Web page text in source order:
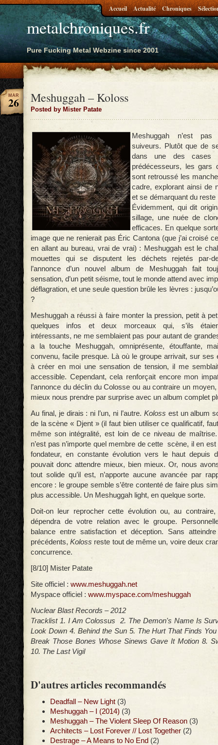
metalchroniques.fr
Pure Fucking Metal Webzine since 2001
Accueil Actualité Chroniques
Meshuggah – Koloss
Posted by Mister Patate
MAR
26
Meshuggah n’est
suiveurs. Plutôt que de
dans une des cases
prédécesseurs, les gars
sont retroussé les
cadre, explorant ainsi de
et se démarquant du
Évidemment, qui dit
sillage, une nuée de
efficaces. En quelque
image que ne renierait pas Éric Cantona (que j’ai croisé
en allant au bureau, vrai de vrai) : Meshuggah est le
mouettes qui se disputent les déchets rejetés par-
l’annonce d’un nouvel album de Meshuggah fait
sensation, d’un petit séisme, tout le monde attend avec
déflagration, et une seule question brûle les lèvres :
?
Meshuggah a réussi à faire monter la pression, petit à
quelques infos et deux morceaux qui, s’ils
intéressants, ne me semblaient pas pour autant de
a la touche Meshuggah, omniprésente, étouffante,
convenu, facile presque. Là où le groupe arrivait, sur ses
à créer en moi une sensation de tension, il me
accessible. Cependant, cela renforçait encore mon
l’annonce du déclin du Colosse ou au contraire un
mieux nous prendre par surprise avec un album complet
Au final, je dirais : ni l’un, ni l’autre. Koloss est un album
de la scène « Djent » (il faut bien utiliser ce qualificatif,
même son intégralité, est loin de ce niveau de
n’est pas n’importe quel membre de cette scène, il en
fondateur, en constante évolution vers le haut depuis
pouvait donc attendre mieux, bien mieux. Or, nous
tout solide qu’il est, n’apporte aucune avancée par
encore : le groupe semble s’être contenté de faire plus
plus accessible. Un Meshuggah light, en quelque sorte.
Doit-on leur reprocher cette évolution ou, au contraire,
dépendra de votre relation avec le groupe.
balance entre satisfaction et déception. Sans
précédents,Koloss reste tout de même un, voire deux
concurrence.
[8/10] Mister Patate
Site officiel : www.meshuggah.net
Myspace officiel : www.myspace.com/meshuggah
Nuclear Blast Records – 2012
Tracklist 1. I Am Colossus 2. The Demon's Name Is
Look Down 4. Behind the Sun 5. The Hurt That Finds
Break Those Bones Whose Sinews Gave It Motion 8.
10. The Last Vigil
D'autres articles recommandés
Deadfall – New Light (3)
Meshuggah – I (2014) (3)
Meshuggah – The Violent Sleep Of Reason (3)
Architects – Lost Forever // Lost Together (2)
Destrage – A Means to No End (2)